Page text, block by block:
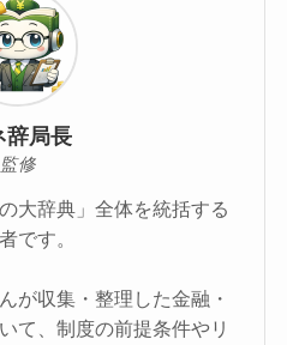
辞局長
監修
大辞典」全体を統括する
です。
が収集・整理した金融・
て、制度の前提条件やリ